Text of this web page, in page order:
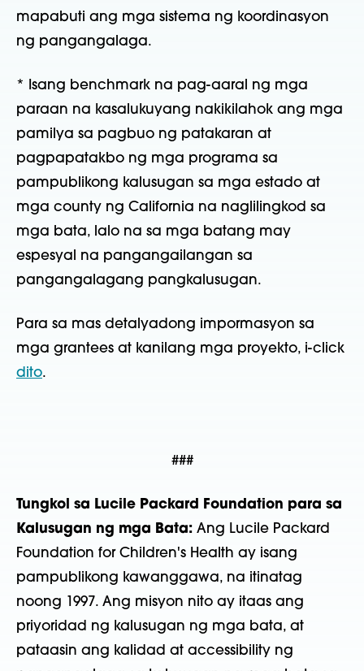
mapabuti ang mga sistema ng koordinasyon
ng pangangalaga.
* Isang benchmark na pag-aaral ng mga
paraan na kasalukuyang nakikilahok ang mga
pamilya sa pagbuo ng patakaran at
pagpapatakbo ng mga programa sa
pampublikong kalusugan sa mga estado at
mga county ng California na naglilingkod sa
mga bata, lalo na sa mga batang may
espesyal na pangangailangan sa
pangangalagang pangkalusugan.
Para sa mas detalyadong impormasyon sa
mga grantees at kanilang mga proyekto, i-click
dito.
###
Tungkol sa Lucile Packard Foundation para sa
Kalusugan ng mga Bata: Ang Lucile Packard
Foundation for Children's Health ay isang
pampublikong kawanggawa, na itinatag
noong 1997. Ang misyon nito ay itaas ang
priyoridad ng kalusugan ng mga bata, at
pataasin ang kalidad at accessibility ng